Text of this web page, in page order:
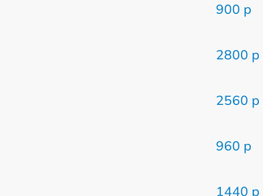
900 р
2800 р
2560 р
960 р
1440 р